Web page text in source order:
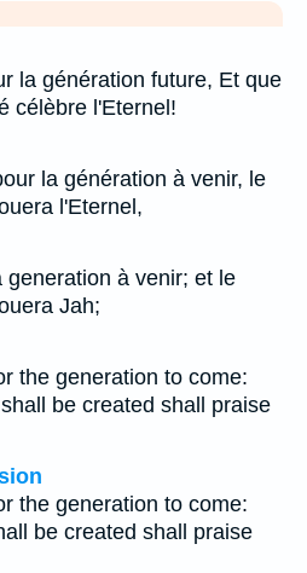
la génération future, Et que
célèbre l'Eternel!
la génération à venir, le
l'Eternel,
à venir; et le
Jah;
the generation to come:
be created shall praise
the generation to come:
be created shall praise